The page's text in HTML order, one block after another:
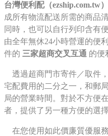
台灣便利配（ezship.com.tw）
成所有物流配送所需的商品
同時，也可以自行列印含有
由全年無休24小時營運的便
件的 三家超商交叉互通 的便
透過超商門市寄件／取件
宅配費用的二分之一，和郵
局的營業時間。對於不方便
者，提供了另一種方便的選擇
在您使用如此價廉質優服